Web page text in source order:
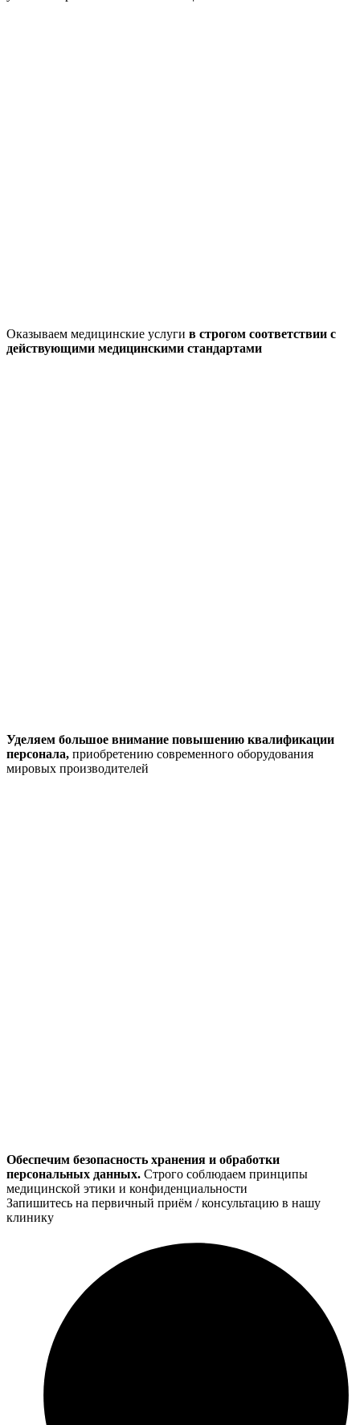
Оказываем медицинские услуги в строгом соответствии с
действующими медицинскими стандартами
Уделяем большое внимание повышению квалификации
персонала, приобретению современного оборудования
мировых производителей
Обеспечим безопасность хранения и обработки
персональных данных. Строго соблюдаем принципы
медицинской этики и конфиденциальности
Запишитесь на первичный приём / консультацию в нашу
клинику